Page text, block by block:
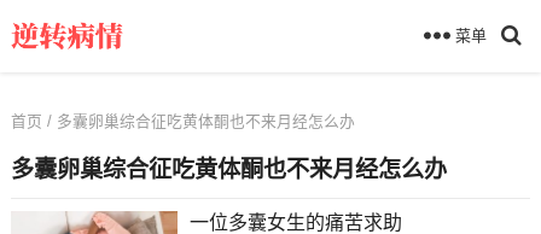
菜单
首页 / 多囊卵巢综合征吃黄体酮也不来月经怎么办
多囊卵巢综合征吃黄体酮也不来月经怎么办
一位多囊女生的痛苦求助